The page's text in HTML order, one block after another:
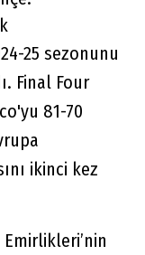
25 sezonunu
Final Four
81-70
ikinci kez